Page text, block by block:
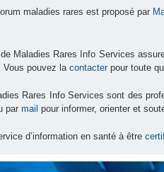
maladies rares est proposé par
de Maladies Rares Info Services
Vous pouvez lacontacter pour toute
Rares Info Services sont des
par mail pour informer, orienter et
d’information en santé à être